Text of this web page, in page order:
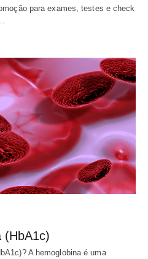
para exames, testes e check
(HbA1c)
A hemoglobina é uma